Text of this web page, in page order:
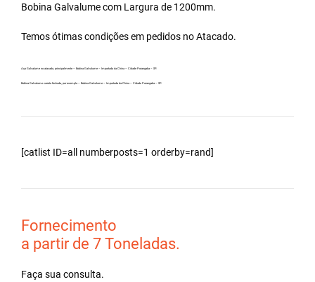
Bobina Galvalumecom Largura de 1200mm.
Temos ótimas condições em pedidos no Atacado.
Aço Galvalume no atacado, principalmente – Bobina Galvalume – Importada da China – Cidade Porangaba – SP.
Bobina Galvalume carreta fechada, por exemplo – Bobina Galvalume – Importada da China – Cidade Porangaba – SP.
[catlist ID=all numberposts=1 orderby=rand]
Fornecimento
a partir de 7 Toneladas.
Faça sua consulta.